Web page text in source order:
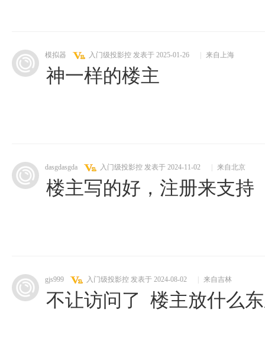
模拟器 入门级投影控 发表于 2025-01-26 来自上海
神一样的楼主
dasgdasgda 入门级投影控 发表于 2024-11-02 来自北京
楼主写的好，注册来支持
gjs999 入门级投影控 发表于 2024-08-02 来自吉林
不让访问了 楼主放什么